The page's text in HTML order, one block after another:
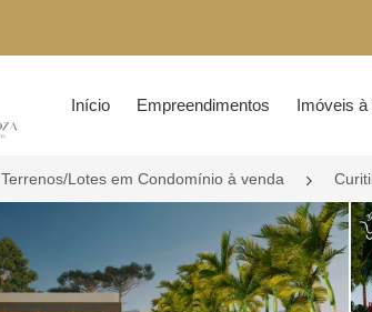
Início Empreendimentos Imóveis à
Terrenos/Lotes em Condomínio à venda